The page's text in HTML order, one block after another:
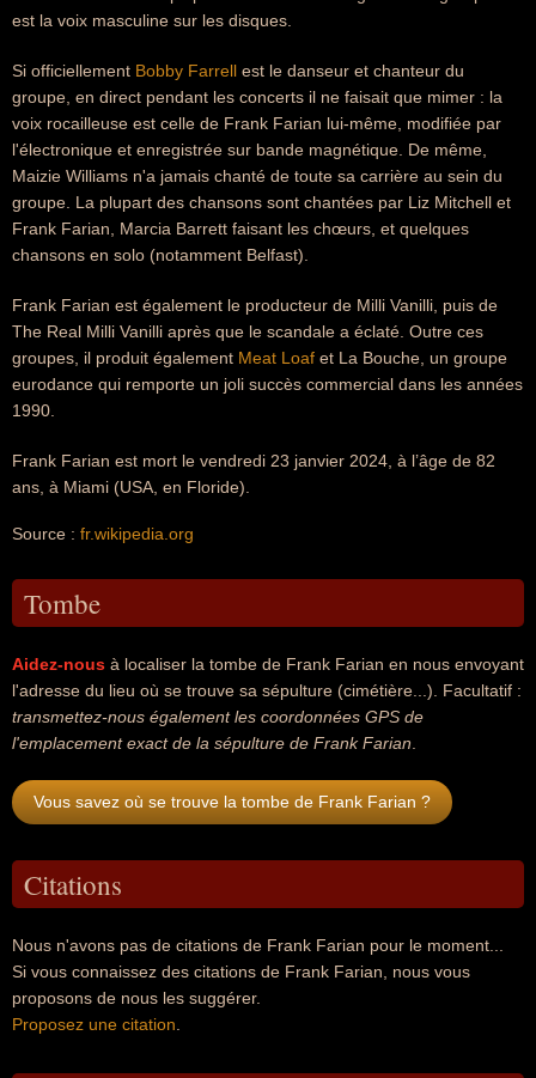
est la voix masculine sur les disques.
Si officiellement Bobby Farrell est le danseur et chanteur du
groupe, en direct pendant les concerts il ne faisait que mimer : la
voix rocailleuse est celle de Frank Farian lui-même, modifiée par
l'électronique et enregistrée sur bande magnétique. De même,
Maizie Williams n'a jamais chanté de toute sa carrière au sein du
groupe. La plupart des chansons sont chantées par Liz Mitchell et
Frank Farian, Marcia Barrett faisant les chœurs, et quelques
chansons en solo (notamment Belfast).
Frank Farian est également le producteur de Milli Vanilli, puis de
The Real Milli Vanilli après que le scandale a éclaté. Outre ces
groupes, il produit également Meat Loaf et La Bouche, un groupe
eurodance qui remporte un joli succès commercial dans les années
1990.
Frank Farian est mort le vendredi 23 janvier 2024, à l’âge de 82
ans, à Miami (USA, en Floride).
Source : fr.wikipedia.org
Tombe
Aidez-nous à localiser la tombe de Frank Farian en nous envoyant
l'adresse du lieu où se trouve sa sépulture (cimétière...). Facultatif :
transmettez-nous également les coordonnées GPS de
l'emplacement exact de la sépulture de Frank Farian
Vous savez où se trouve la tombe de Frank Farian ?
Citations
Nous n'avons pas de citations de Frank Farian pour le moment...
Si vous connaissez des citations de Frank Farian, nous vous
proposons de nous les suggérer.
Proposez une citation